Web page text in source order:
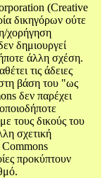
(Creative
δικηγόρων ούτε
χορήγηση
δημιουργεί
άλλη σχέση.
τις άδειες
βάση του "ως
δεν παρέχει
τους δικούς του
σχετική
προκύπτουν